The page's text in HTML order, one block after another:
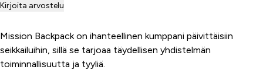
Kirjoita arvostelu
Mission Backpack on ihanteellinen kumppani päivittäisiin
seikkailuihin, sillä se tarjoaa täydellisen yhdistelmän
toiminnallisuutta ja tyyliä.